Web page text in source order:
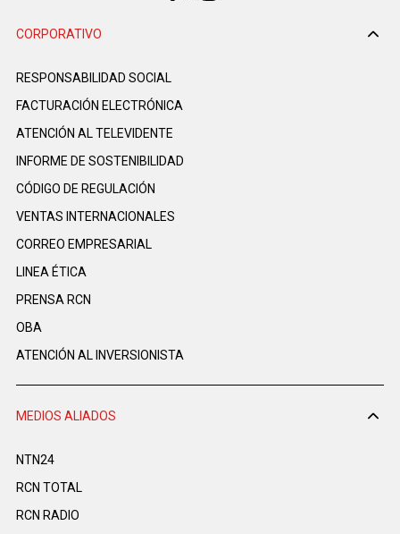
CORPORATIVO
RESPONSABILIDAD SOCIAL
FACTURACIÓN ELECTRÓNICA
ATENCIÓN AL TELEVIDENTE
INFORME DE SOSTENIBILIDAD
CÓDIGO DE REGULACIÓN
VENTAS INTERNACIONALES
CORREO EMPRESARIAL
LINEA ÉTICA
PRENSA RCN
OBA
ATENCIÓN AL INVERSIONISTA
MEDIOS ALIADOS
NTN24
RCN TOTAL
RCN RADIO